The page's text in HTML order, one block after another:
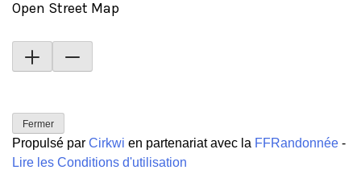
Open Street Map
Fermer
Propulsé par Cirkwi en partenariat avec la FFRandonnée -
Lire les Conditions d'utilisation